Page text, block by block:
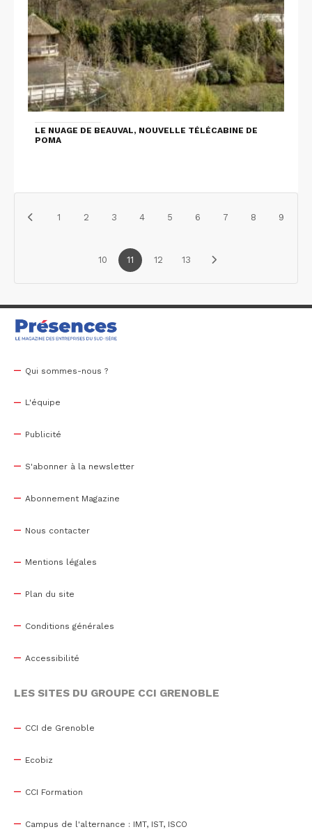
LE NUAGE DE BEAUVAL, NOUVELLE TÉLÉCABINE DE
POMA
1 2 3 4 5 6 7 8 9
10 11 12 13
Qui sommes-nous ?
L'équipe
Publicité
S'abonner à la newsletter
Abonnement Magazine
Nous contacter
Mentions légales
Plan du site
Conditions générales
Accessibilité
LES SITES DU GROUPE CCI GRENOBLE
CCI de Grenoble
Ecobiz
CCI Formation
Campus de l'alternance : IMT, IST, ISCO